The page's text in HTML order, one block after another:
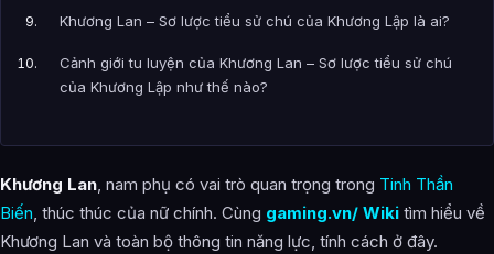
Khương Lan – Sơ lược tiểu sử chú của Khương Lập là ai?
Cảnh giới tu luyện của Khương Lan – Sơ lược tiểu sử chú
của Khương Lập như thế nào?
Thông tin về Khương Lan – Sơ lược tiểu sử chú của Khương
Lập được tổng hợp từ đâu?
Khương Lan, nam phụ có vai trò quan trọng trong Tinh Thần
Biến, thúc thúc của nữ chính. Cùng gaming.vn/ Wiki tìm hiểu về
Khương Lan và toàn bộ thông tin năng lực, tính cách ở đây.